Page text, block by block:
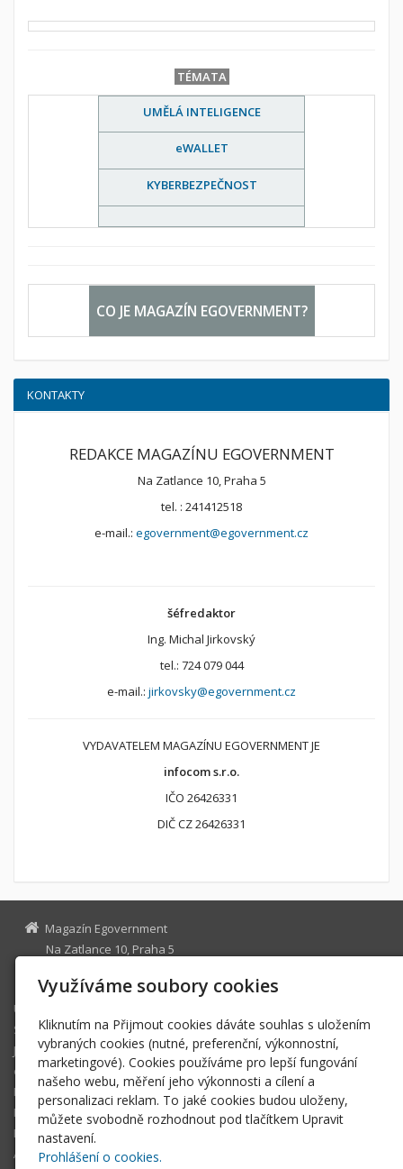
TÉMATA
UMĚLÁ INTELIGENCE
eWALLET
KYBERBEZPEČNOST
CO JE MAGAZÍN EGOVERNMENT?
KONTAKTY
REDAKCE MAGAZÍNU EGOVERNMENT
Na Zatlance 10, Praha 5
tel. : 241412518
e-mail.: egovernment@egovernment.cz
šéfredaktor
Ing. Michal Jirkovský
tel.: 724 079 044
e-mail.: jirkovsky@egovernment.cz
VYDAVATELEM MAGAZÍNU EGOVERNMENT JE
infocom s.r.o.
IČO 26426331
DIČ CZ 26426331
Magazín Egovernment
Na Zatlance 10, Praha 5
egovernment@egovernment.cz
Úvodní stránka
STUDIO
JIHLAVA
eOSOBNOST
ROK INFORMATIKY
MIKULOV
EGOVERNMENT THE BEST
ARCHIV MAGAZÍNU
Využíváme soubory cookies
Kliknutím na Přijmout cookies dáváte souhlas s uložením
vybraných cookies (nutné, preferenční, výkonnostní,
marketingové). Cookies používáme pro lepší fungování
našeho webu, měření jeho výkonnosti a cílení a
personalizaci reklam. To jaké cookies budou uloženy,
můžete svobodně rozhodnout pod tlačítkem Upravit
nastavení.
Prohlášení o cookies.